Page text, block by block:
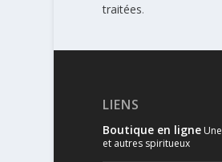
traitées.
LIENS
Boutique en ligne
et autres spiritueux